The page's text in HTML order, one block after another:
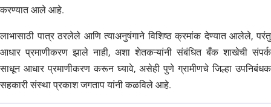
करण्यात आले आहे.
लाभासाठी पात्र ठरलेले आणि त्याअनुषंगाने विशिष्ठ क्रमांक देण्यात आलेले, परंतु
आधार प्रमाणीकरण झाले नाही, अशा शेतकऱ्यांनी संबंधित बँक शाखेची संपर्क
साधून आधार प्रमाणीकरण करून घ्यावे, असेही पुणे ग्रामीणचे जिल्हा उपनिबंधक
सहकारी संस्था प्रकाश जगताप यांनी कळविले आहे.